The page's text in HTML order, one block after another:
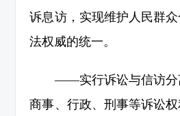
诉息访，实现维护人民群
法权威的统一。
——实行诉讼与信访分
商事、行政、刑事等诉讼